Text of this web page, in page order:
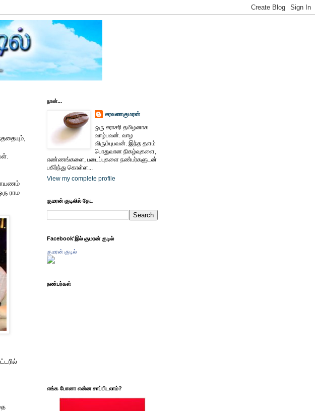
ராம
நான்...
சரவணகுமரன்
ஒரு சராசரி தமிழனாக
வாழ்பவன். வாழ
விரும்புபவன். இந்த தளம்
பொதுவான நிகழ்வுகளை,
எண்ணங்களை, படைப்புகளை நண்பர்களுடன்
பகிர்ந்து கொள்ள...
View my complete profile
குமரன் குடிலில் தேட
Facebook'இல் குமரன் குடில்
குமரன் குடில்
நண்பர்கள்
எங்க போனா என்ன சாப்பிடலாம்?